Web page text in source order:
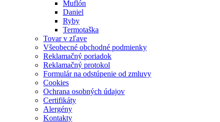
Muflón
Daniel
Ryby
Termotaška
Tovar v zľave
Všeobecné obchodné podmienky
Reklamačný poriadok
Reklamačný protokol
Formulár na odstúpenie od zmluvy
Cookies
Ochrana osobných údajov
Certifikáty
Alergény
Kontakty